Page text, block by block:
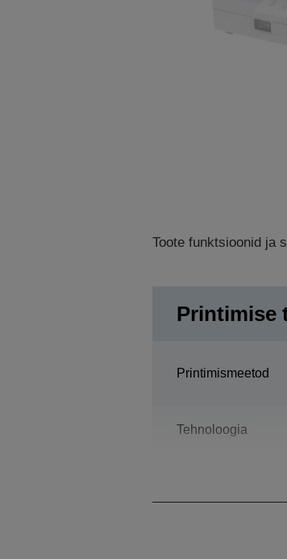
Toote funktsioonid ja
Printimise
Printimismeetod
Tehnoloogia